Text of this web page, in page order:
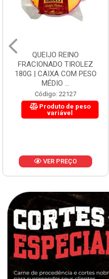
QUEIJO REINO
FRACIONADO TIROLEZ
180G | CAIXA COM PESO
MÉDIO ...
Código: 22127
Produto de peso
variável
VER PREÇO